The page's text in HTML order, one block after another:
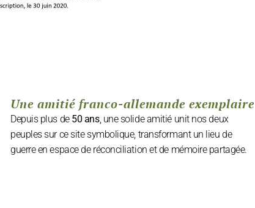
Une amitié franco-allemande exemplaire
Depuis plus de 50 ans, une solide amitié unit nos deux
peuples sur ce site symbolique, transformant un lieu de
guerre en espace de réconciliation et de mémoire partagée.